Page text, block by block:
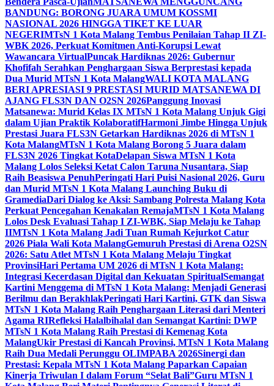
BANDUNG: BORONG JUARA UMUM KOSSMI
NASIONAL 2026 HINGGA TIKET KE LUAR
NEGERIMTsN 1 Kota Malang Tembus Penilaian Tahap II ZI-
WBK 2026, Perkuat Komitmen Anti-Korupsi Lewat
Wawancara VirtualPuncak Hardiknas 2026: Gubernur
Khofifah Serahkan Penghargaan Siswa Berprestasi kepada
Dua Murid MTsN 1 Kota MalangWALI KOTA MALANG
BERI APRESIASI 9 PRESTASI MURID MATSANEWA DI
AJANG FLS3N DAN O2SN 2026Panggung Inovasi
Matsanewa: Murid Kelas IX MTsN 1 Kota Malang Unjuk Gigi
dalam Ujian Praktik KolaboratifHarmoni Jimbe Hingga Unjuk
Prestasi Juara FLS3N Getarkan Hardiknas 2026 di MTsN 1
Kota MalangMTsN 1 Kota Malang Borong 5 Juara dalam
FLS3N 2026 Tingkat KotaDelapan Siswa MTsN 1 Kota
Malang Lolos Seleksi Ketat Calon Taruna Nusantara, Siap
Raih Beasiswa PenuhPeringati Hari Puisi Nasional 2026, Guru
dan Murid MTsN 1 Kota Malang Launching Buku di
GramediaDari Dialog ke Aksi: Sambang Polresta Malang Kota
Perkuat Pencegahan Kenakalan RemajaMTsN 1 Kota Malang
Lolos Desk Evaluasi Tahap I ZI-WBK, Siap Melaju ke Tahap
IIMTsN 1 Kota Malang Jadi Tuan Rumah Kejurkot Catur
2026 Piala Wali Kota MalangGemuruh Prestasi di Arena O2SN
2026: Satu Atlet MTsN 1 Kota Malang Melaju Tingkat
ProvinsiHari Pertama UM 2026 di MTsN 1 Kota Malang:
Integrasi Kecerdasan Digital dan Kekuatan SpiritualSemangat
Kartini Menggema di MTsN 1 Kota Malang: Menjadi Generasi
Berilmu dan BerakhlakPeringati Hari Kartini, GTK dan Siswa
MTsN 1 Kota Malang Raih Penghargaan Literasi dari Menteri
Agama RIRefleksi Halalbihalal dan Semangat Kartini: DWP
MTsN 1 Kota Malang Raih Prestasi di Kemenag Kota
MalangUkir Prestasi di Kancah Provinsi, MTsN 1 Kota Malang
Raih Dua Medali Perunggu OLIMPABA 2026Sinergi dan
Prestasi: Kepala MTsN 1 Kota Malang Paparkan Capaian
Kinerja Triwulan I dalam Forum “Selat Bali”Guru MTsN 1